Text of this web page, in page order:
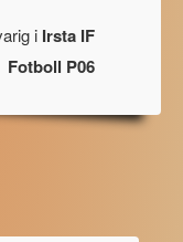
i Irsta IF
Fotboll P06